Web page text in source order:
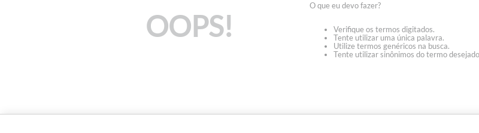
OOPS!
O que eu devo fazer?
Verifique os termos digitados.
Tente utilizar uma única palavra.
Utilize termos genéricos na busca.
Tente utilizar sinônimos do termo